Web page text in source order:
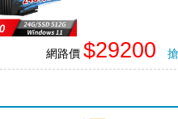
網路價 $29200